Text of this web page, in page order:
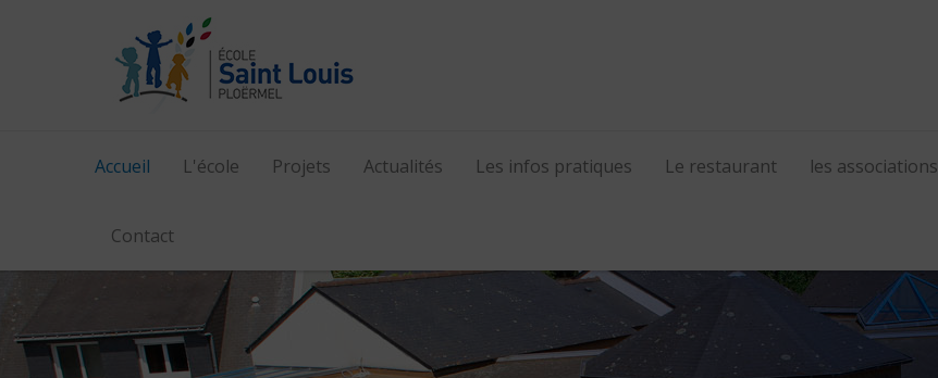
Accueil L'école Projets Actualités Les infos pratiques Le restaurant les associations
Contact